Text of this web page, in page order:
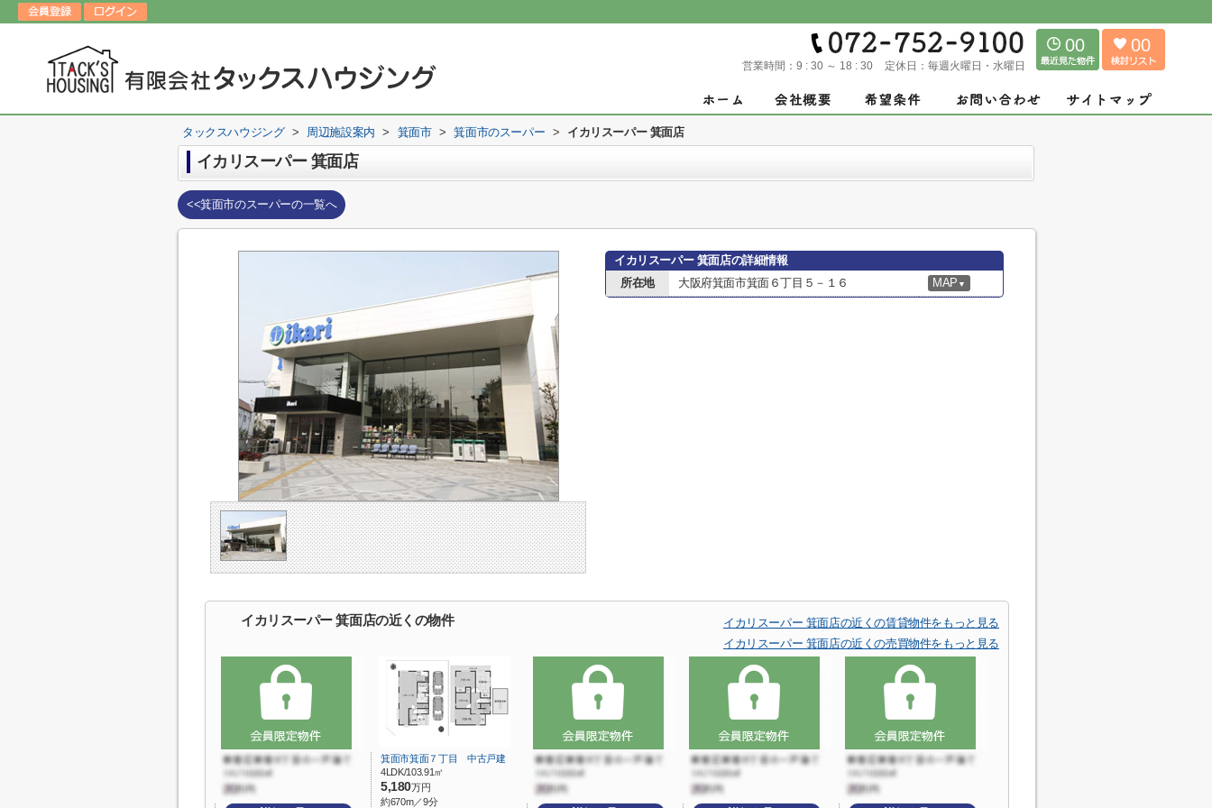
営業時間： 9 : 30 ～ 18 : 30 定休日： 毎週火曜日・水曜日
00 00
タックスハウジング > 周辺施設案内 > 箕面市 > 箕面市のスーパー > イカリスーパー 箕面店
イカリスーパー 箕面店
<<箕面市のスーパーの一覧へ
イカリスーパー 箕面店の詳細情報
所在地
大阪府箕面市箕面６丁目５－１６ MAP ▼
イカリスーパー 箕面店の近くの物件
イカリスーパー 箕面店の近くの賃貸物件をもっと見る
イカリスーパー 箕面店の近くの売買物件をもっと見る
箕面市箕面７丁目 中古戸建
4LDK/103.91㎡
5,180万円
約670m／9分